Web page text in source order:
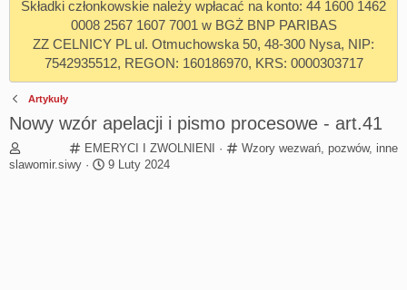
Składki członkowskie należy wpłacać na konto: 44 1600 1462
0008 2567 1607 7001 w BGŻ BNP PARIBAS
ZZ CELNICY PL ul. Otmuchowska 50, 48-300 Nysa, NIP:
7542935512, REGON: 160186970, KRS: 0000303717
Artykuły
Nowy wzór apelacji i pismo procesowe - art.41
C
a
EMERYCI I ZWOLNIENI
C
Wzory wezwań, pozwów, inne
T
slawomir.siwy
R
9 Luty 2024